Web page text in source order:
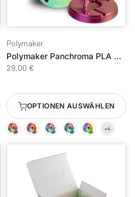
Polymaker
Polymaker Panchroma PLA Dual Silk 1KG / 1.75mm
29,00 €
OPTIONEN AUSWÄHLEN